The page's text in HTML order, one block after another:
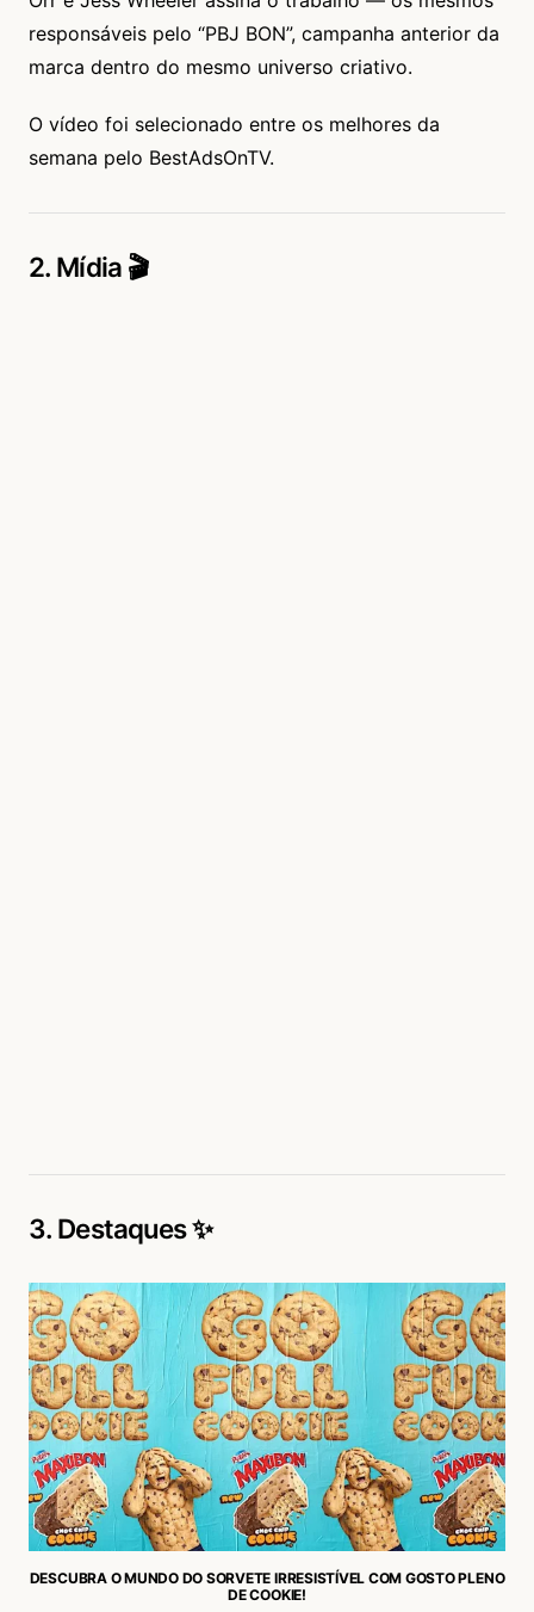
responsáveis pelo “PBJ BON”, campanha anterior da
marca dentro do mesmo universo criativo.
O vídeo foi selecionado entre os melhores da
semana pelo BestAdsOnTV.
2. Mídia 🎬
3. Destaques ✨
DESCUBRA O MUNDO DO SORVETE IRRESISTÍVEL COM GOSTO PLENO
DE COOKIE!